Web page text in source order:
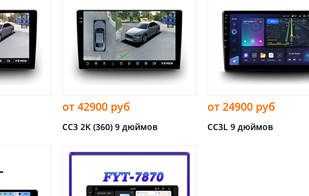
от 42900 руб
CC3 2K (360) 9 дюймов
от 24900 руб
CC3L 9 дюймов